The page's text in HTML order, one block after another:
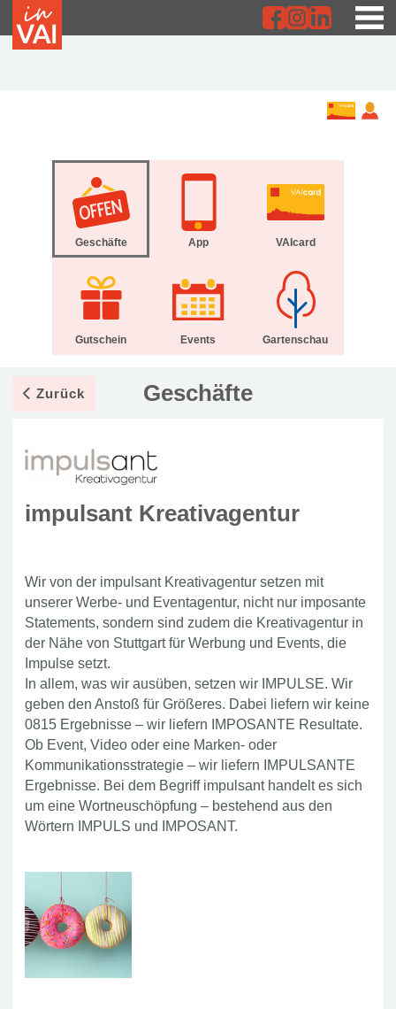
Geschäfte App VAIcard
Gutschein Events Gartenschau
Zurück Geschäfte
impulsant Kreativagentur
Wir von der impulsant Kreativagentur setzen mit
unserer Werbe- und Eventagentur, nicht nur imposante
Statements, sondern sind zudem die Kreativagentur in
der Nähe von Stuttgart für Werbung und Events, die
Impulse setzt.
In allem, was wir ausüben, setzen wir IMPULSE. Wir
geben den Anstoß für Größeres. Dabei liefern wir keine
0815 Ergebnisse – wir liefern IMPOSANTE Resultate.
Ob Event, Video oder eine Marken- oder
Kommunikationsstrategie – wir liefern IMPULSANTE
Ergebnisse. Bei dem Begriff impulsant handelt es sich
um eine Wortneuschöpfung – bestehend aus den
Wörtern IMPULS und IMPOSANT.